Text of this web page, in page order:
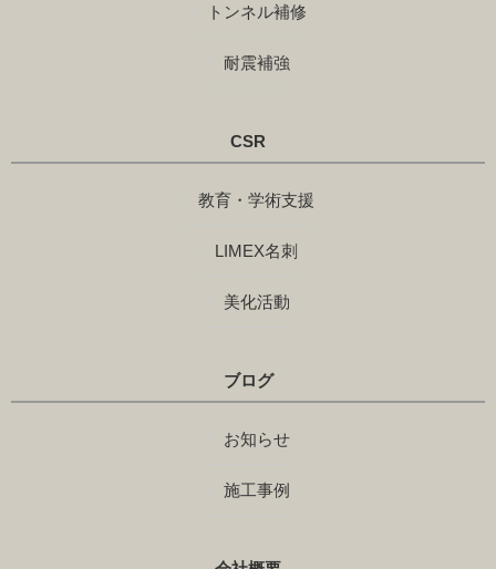
トンネル補修
耐震補強
CSR
教育・学術支援
LIMEX名刺
美化活動
ブログ
お知らせ
施工事例